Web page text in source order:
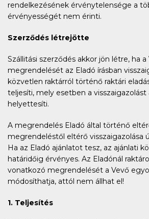
rendelkezésének érvénytelensége a
érvényességét nem érinti.
Szerződés létrejötte
Szállitási szerződés akkor jön létre, ha a
megrendelését az Eladó írásban
közvetlen raktárról történő raktári
teljesíti, mely esetben a visszaigazolást
helyettesíti.
A megrendelés Eladó által történő
megrendeléstől eltérő visszaigazolása
Ha az Eladó ajánlatot tesz, az ajánlati
határidőig érvényes. Az Eladónál
vonatkozó megrendelését a Vevő
módosíthatja, attól nem állhat el!
1. Teljesítés